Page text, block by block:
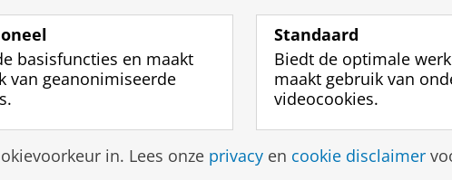
r
Disclaimer & Copyright
basisfuncties en maakt
van geanonimiseerde
Standaard
Biedt de optimale
maakt gebruik van
videocookies.
in. Lees onze privacy en cookie disclaimer